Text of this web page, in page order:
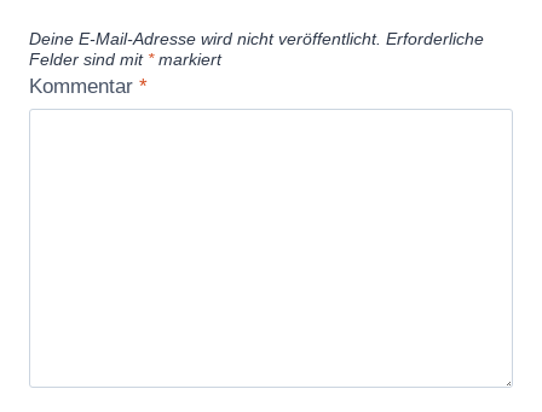
Deine E-Mail-Adresse wird nicht veröffentlicht. Erforderliche
Felder sind mit *markiert
Kommentar *